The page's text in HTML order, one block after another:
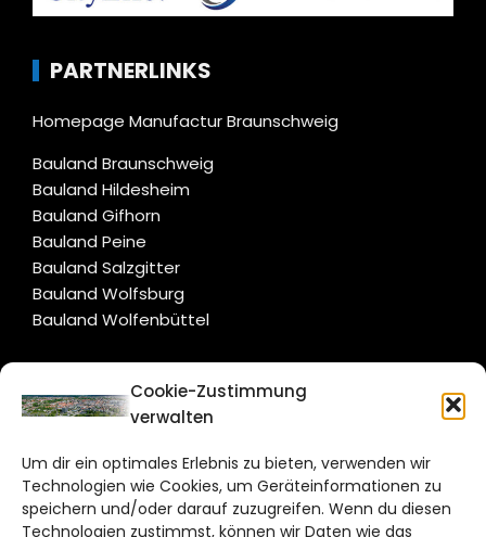
Cookie-Zustimmung
verwalten
Um dir ein optimales Erlebnis zu bieten, verwenden wir
Technologien wie Cookies, um Geräteinformationen zu
speichern und/oder darauf zuzugreifen. Wenn du diesen
Technologien zustimmst, können wir Daten wie das
PARTNERLINKS
Homepage Manufactur Braunschweig
Bauland Braunschweig
Bauland Hildesheim
Bauland Gifhorn
Bauland Peine
Bauland Salzgitter
Bauland Wolfsburg
Bauland Wolfenbüttel
CITYLIFE!
Bruchtorwall 12
38100 Braunschweig
Telefon: 0531 387220 – 65